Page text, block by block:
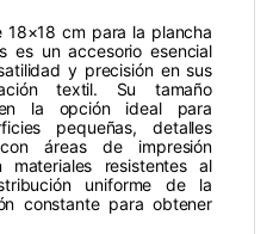
18×18 cm para la plancha
es un accesorio esencial
y precisión en sus
textil. Su tamaño
la opción ideal para
pequeñas, detalles
áreas de impresión
materiales resistentes al
uniforme de la
constante para obtener